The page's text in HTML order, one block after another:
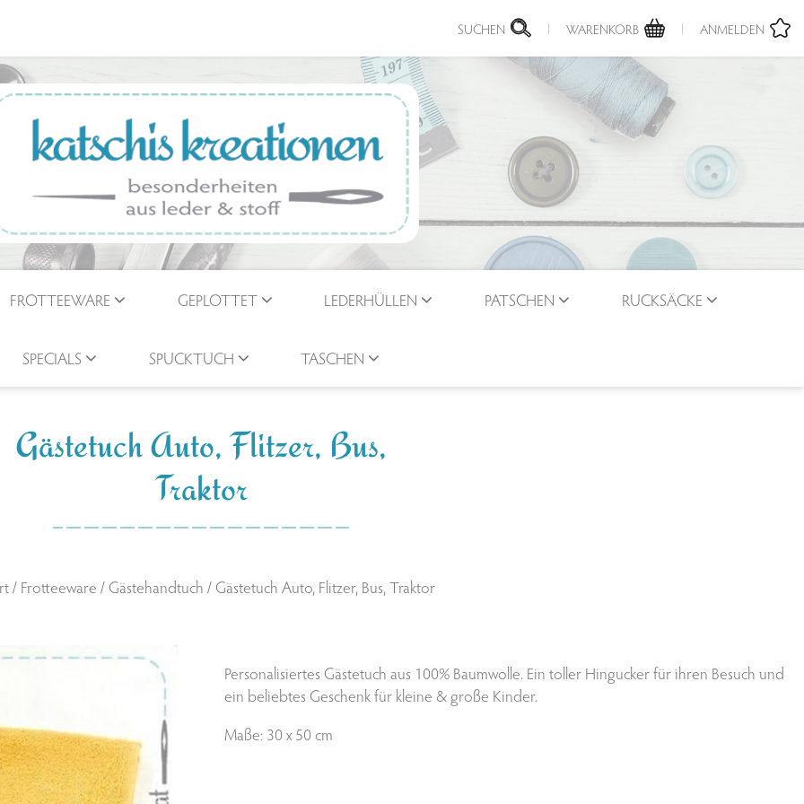
SUCHEN WARENKORB ANMELDEN
FROTTEEWARE GEPLOTTET LEDERHÜLLEN PATSCHEN RUCKSÄCKE
SPECIALS SPUCKTUCH TASCHEN
Gästetuch Auto, Flitzer, Bus,
Traktor
/ Frotteeware / Gästehandtuch / Gästetuch Auto, Flitzer, Bus, Traktor
Personalisiertes Gästetuch aus 100% Baumwolle. Ein toller Hingucker für ihren Besuch und
ein beliebtes Geschenk für kleine & große Kinder.
Maße: 30 x 50 cm